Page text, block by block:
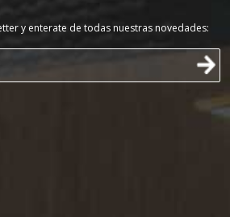
y enterate de todas nuestras novedades: